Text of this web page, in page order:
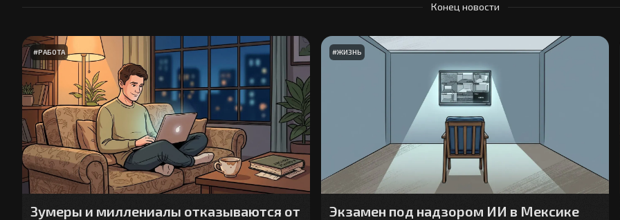
Конец новости
#РАБОТА
Зумеры и миллениалы отказываются от
#ЖИЗНЬ
Экзамен под надзором ИИ в Мексике